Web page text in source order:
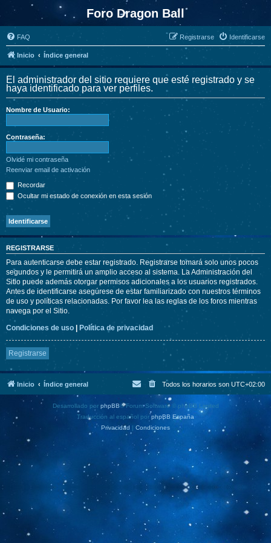
Foro Dragon Ball
FAQ Identificarse
Registrarse
Inicio Índice general
El administrador del sitio requiere que esté registrado y se
haya identificado para ver perfiles.
Nombre de Usuario:
Contraseña:
Olvidé mi contraseña
Reenviar email de activación
Recordar
Ocultar mi estado de conexión en esta sesión
REGISTRARSE
Para autenticarse debe estar registrado. Registrarse tomará solo unos pocos
segundos y le permitirá un amplio acceso al sistema. La Administración del
Sitio puede además otorgar permisos adicionales a los usuarios registrados.
Antes de identificarse asegúrese de estar familiarizado con nuestros términos
de uso y políticas relacionadas. Por favor lea las reglas de los foros mientras
navega por el Sitio.
Condiciones de uso | Política de privacidad
Registrarse
Inicio Índice general Todos los horarios son UTC+02:00
Desarrollado por phpBB® Forum Software © phpBB Limited
Traducción al español porphpBB España
Privacidad | Condiciones